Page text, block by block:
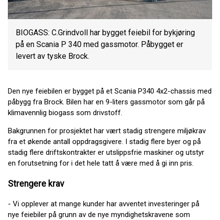
BIOGASS: C.Grindvoll har bygget feiebil for bykjøring
på en Scania P 340 med gassmotor. Påbygget er
levert av tyske Brock.
Den nye feiebilen er bygget på et Scania P340 4x2-chassis med
påbygg fra Brock. Bilen har en 9-liters gassmotor som går på
klimavennlig biogass som drivstoff.
Bakgrunnen for prosjektet har vært stadig strengere miljøkrav
fra et økende antall oppdragsgivere. I stadig flere byer og på
stadig flere driftskontrakter er utslippsfrie maskiner og utstyr
en forutsetning for i det hele tatt å være med å gi inn pris.
Strengere krav
- Vi opplever at mange kunder har avventet investeringer på
nye feiebiler på grunn av de nye myndighetskravene som